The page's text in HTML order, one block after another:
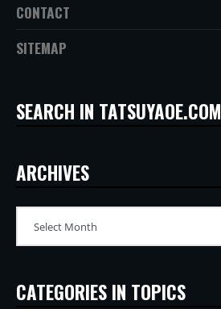
CONTACT
SITEMAP
SEARCH IN TATSUYAOE.COM
ARCHIVES
CATEGORIES IN TOPICS